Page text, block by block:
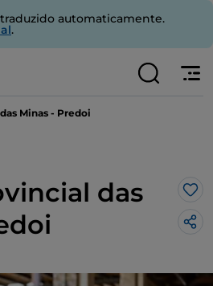
automaticamente.
.
Minas - Predoi
das